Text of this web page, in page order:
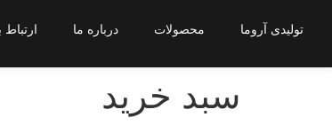
تولیدی آروما محصولات درباره ما ارتباط
سبد خرید